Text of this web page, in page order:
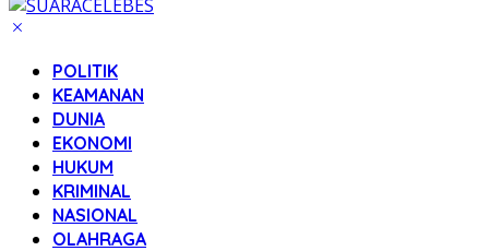
POLITIK
KEAMANAN
DUNIA
EKONOMI
HUKUM
KRIMINAL
NASIONAL
OLAHRAGA